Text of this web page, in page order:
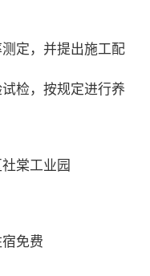
定，并提出施工配
检，按规定进行养
棠工业园
免费